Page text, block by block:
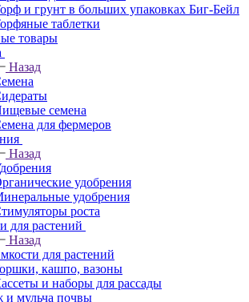
и грунт в больших упаковках Биг-Бейл
таблетки
товары
Назад
семена
для фермеров
Назад
удобрения
удобрения
роста
для растений
Назад
для растений
кашпо, вазоны
и наборы для рассады
и мульча почвы